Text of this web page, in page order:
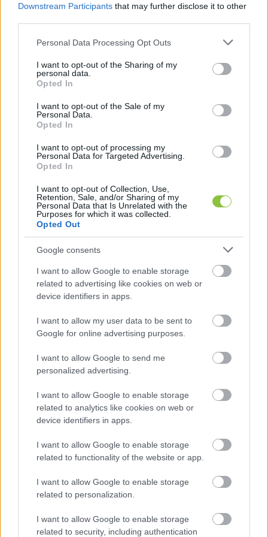
Downstream Participants that may further disclose it to other
Please note that this website/app uses one or more Google
not limited to your visit or usage behaviour. You may click to
grant or deny consent to Google and its third-party tags to
use your data for below specified purposes in below Google
consent section.
Personal Data Processing Opt Outs
I want to opt-out of the Sharing of my
personal data.
Opted In
I want to opt-out of the Sale of my
Personal Data.
Opted In
I want to opt-out of processing my
Personal Data for Targeted Advertising.
Opted In
I want to opt-out of Collection, Use,
Retention, Sale, and/or Sharing of my
Personal Data that Is Unrelated with the
Purposes for which it was collected.
Opted Out
Google consents
I want to allow Google to enable storage
related to advertising like cookies on web or
device identifiers in apps.
I want to allow my user data to be sent to
Google for online advertising purposes.
I want to allow Google to send me
personalized advertising.
I want to allow Google to enable storage
related to analytics like cookies on web or
device identifiers in apps.
I want to allow Google to enable storage
related to functionality of the website or app.
I want to allow Google to enable storage
related to personalization.
I want to allow Google to enable storage
related to security, including authentication
osztozik a szőlősön.
fele arányban tulajdonosa a polgármester férje
és lánya. Ennek a területnek a megnevezése
és gazdasági épület és közforgalom elől el nem
zárt magánút”
Mindketten 2021. augusztus 9-én, vásárlás
polgármester lánya 17 éves volt.
Érdekesség, hogy az ÁSZ nagy port kavaró
jelentése szerint a Neumann János Egyetemért
Alapítvány felügyelőbizottsága (amelyben
Szemereyné Pataki Klaudia is ül) a 2021.
nem időszerű a kötvény lejegyzése, majd
egy nappal az aszófői ingatlanra való
bejegyzés után –
kezdeményezett elektronikus
szavazás